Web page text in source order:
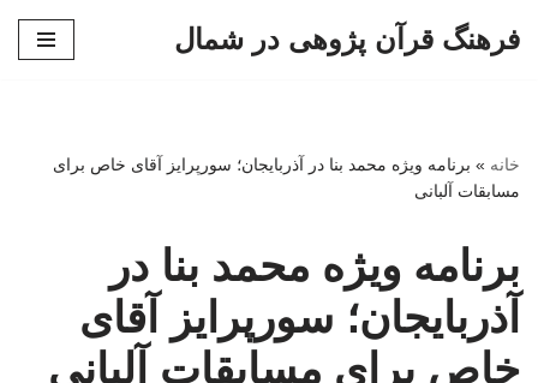
فرهنگ قرآن پژوهی در شمال
خانه » برنامه ویژه محمد بنا در آذربایجان؛ سورپرایز آقای خاص برای
مسابقات آلبانی
برنامه ویژه محمد بنا در
آذربایجان؛ سورپرایز آقای
خاص برای مسابقات آلبانی